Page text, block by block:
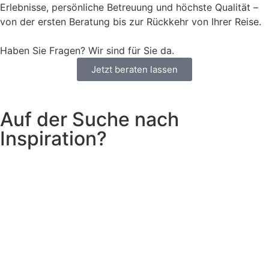
Erlebnisse, persönliche Betreuung und höchste Qualität –
von der ersten Beratung bis zur Rückkehr von Ihrer Reise.
Haben Sie Fragen? Wir sind für Sie da.
Jetzt beraten lassen
Auf der Suche nach
Inspiration?